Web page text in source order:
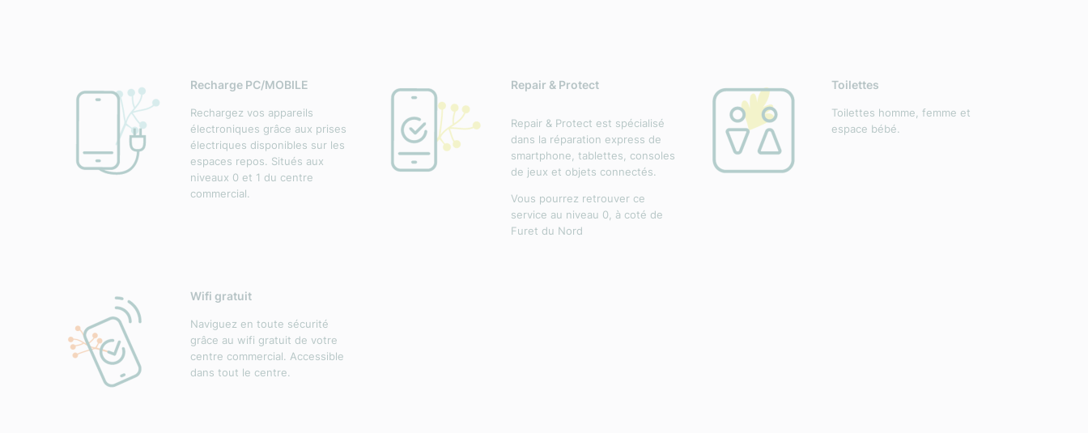
Recharge PC/MOBILE
Rechargez vos appareils
électroniques grâce aux prises
électriques disponibles sur les
espaces repos. Situés aux
niveaux 0 et 1 du centre
commercial.
Repair & Protect
Repair & Protect est spécialisé
dans la réparation express de
smartphone, tablettes, consoles
de jeux et objets connectés.
Vous pourrez retrouver ce
service au niveau 0, à coté de
Furet du Nord
Toilettes
Toilettes homme, femme et
espace bébé.
Wifi gratuit
Naviguez en toute sécurité
grâce au wifi gratuit de votre
centre commercial. Accessible
dans tout le centre.